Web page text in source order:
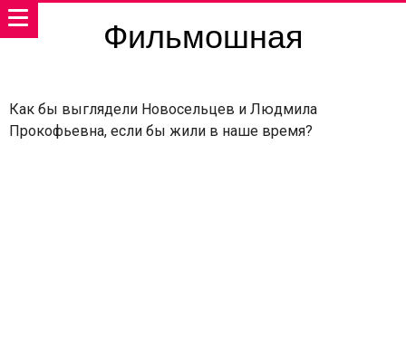
Фильмошная
Как бы выглядели Новосельцев и Людмила
Прокофьевна, если бы жили в наше время?